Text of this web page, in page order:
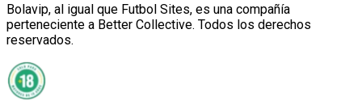
Bolavip, al igual que Futbol Sites, es una compañía
perteneciente a Better Collective. Todos los derechos
reservados.